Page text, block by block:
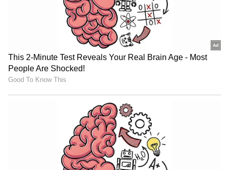
Asianet News
ಅಭಿಯೋಜಕರ ಪ್ರಾಮಾಣಿಕತೆ:
ಹಿರಿಯ ಸರ್ಕಾರಿ ಅಭಿಯೋಜಕರಾದ ಪ್ರಾಣೇಶ ಭರತನೂರ
ಅವರಿಗೆ ಈ ತಂದೆ-ಮಗ 5,000 ರೂಪಾಯಿ ಲಂಚ ನೀಡಲು
ಪ್ರಯತ್ನಿಸಿದ್ದರು. ಎಷ್ಟೇ ಬೇಡವೆಂದರೂ
ಒತ್ತಾಯಪೂರ್ವಕವಾಗಿ ಲಂಚ ನೀಡಲು ಮುಂದಾದಾಗ,
ಭರತನೂರ ಅವರು ಕೂಡಲೇ ಲೋಕಾಯುಕ್ತ ಪೊಲೀಸರಿಗೆ
ಮಾಹಿತಿ ನೀಡಿದ್ದಾರೆ. ಒಬ್ಬ ಸರ್ಕಾರಿ ಅಧಿಕಾರಿಯಾಗಿ
ಭ್ರಷ್ಟಾಚಾರಕ್ಕೆ ಮಣಿಯದೆ, ಲಂಚ ನೀಡಲು ಬಂದವರ